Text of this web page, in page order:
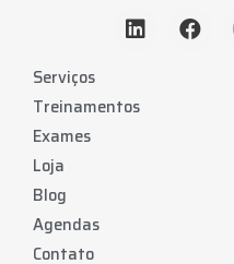
Serviços
Treinamentos
Exames
Loja
Blog
Agendas
Contato